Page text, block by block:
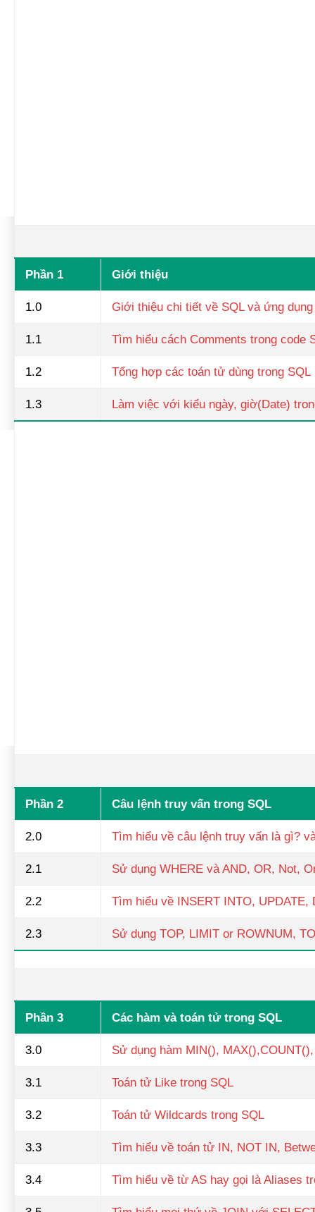
Phần 1 Giới thiệu
1.0 Giới thiệu chi tiết về SQL và ứng
1.1 Tìm hiểu cách Comments trong code
1.2 Tổng hợp các toán tử dùng trong SQL
1.3 Làm việc với kiểu ngày, giờ(Date)
Phần 2 Câu lệnh truy vấn trong SQL
2.0 Tìm hiểu về câu lệnh truy vấn là gì?
2.1 Sử dụng WHERE và AND, OR, Not,
2.2 Tìm hiểu về INSERT INTO, UPDATE,
2.3 Sử dụng TOP, LIMIT or ROWNUM,
Phần 3 Các hàm và toán tử trong SQL
3.0 Sử dụng hàm MIN(),
3.1 Toán tử Like trong SQL
3.2 Toán tử Wildcards trong SQL
3.3 Tìm hiểu về toán tử IN, NOT IN,
3.4 Tìm hiểu về từ AS hay gọi là Aliases